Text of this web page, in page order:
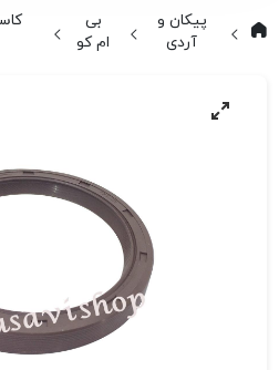
پیکان و
آردی
بی
ام کو